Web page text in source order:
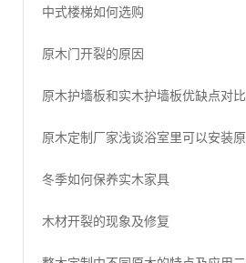
中式楼梯如何选购
原木门开裂的原因
原木护墙板和实木护墙板优缺点对比
冬季如何保养实木家具
木材开裂的现象及修复